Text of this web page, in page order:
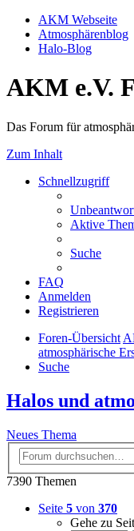
AKM Webseite
Atmosphärenblog
Halo-Blog
AKM e.V.
Das Forum für
Zum Inhalt
Schnellzugriff
Aktive
Suche
FAQ
Anmelden
Registrieren
Foren-Übersicht
atmosphärische
Suche
Halos und
Neues Thema
7390 Themen
Seite 5 von 370
Gehe zu